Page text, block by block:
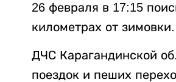
26 февраля в 17:15
километрах от зимовки.
ДЧС Карагандинской
поездок и пеших